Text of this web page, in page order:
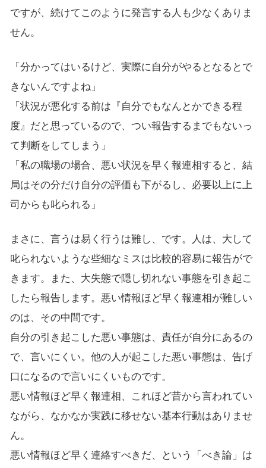
ですが、続けてこのように発言する人も少なくありま
せん。
「分かってはいるけど、実際に自分がやるとなるとで
きないんですよね」
「状況が悪化する前は『自分でもなんとかできる程
度』だと思っているので、つい報告するまでもないっ
て判断をしてしまう」
「私の職場の場合、悪い状況を早く報連相すると、結
局はその分だけ自分の評価も下がるし、必要以上に上
司からも叱られる」
まさに、言うは易く行うは難し、です。人は、大して
叱られないような些細なミスは比較的容易に報告がで
きます。また、大失態で隠し切れない事態を引き起こ
したら報告します。悪い情報ほど早く報連相が難しい
のは、その中間です。
自分の引き起こした悪い事態は、責任が自分にあるの
で、言いにくい。他の人が起こした悪い事態は、告げ
口になるので言いにくいものです。
悪い情報ほど早く報連相、これほど昔から言われてい
ながら、なかなか実践に移せない基本行動はありませ
ん。
悪い情報ほど早く連絡すべきだ、という「べき論」は